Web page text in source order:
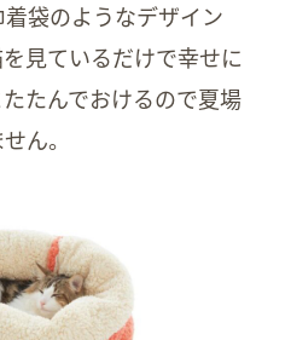
袋のようなデザイン
見ているだけで幸せに
たんでおけるので夏場
ん。